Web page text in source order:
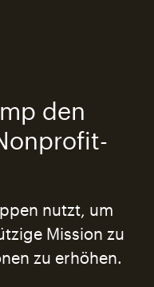
den
nutzt, um
Mission zu
zu erhöhen.